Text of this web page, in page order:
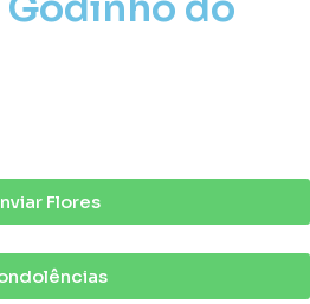
Flores